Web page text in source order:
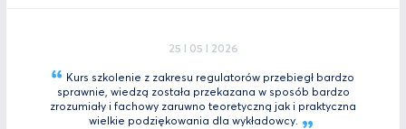
25 I 05 I 2026
Kurs szkolenie z zakresu regulatorów przebiegł bardzo
sprawnie, wiedzą została przekazana w sposób bardzo
zrozumiały i fachowy zaruwno teoretyczną jak i praktyczna
wielkie podziękowania dla wykładowcy.